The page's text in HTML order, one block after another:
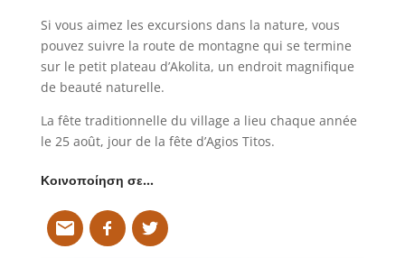
Si vous aimez les excursions dans la nature, vous
pouvez suivre la route de montagne qui se termine
sur le petit plateau d’Akolita, un endroit magnifique
de beauté naturelle.
La fête traditionnelle du village a lieu chaque année
le 25 août, jour de la fête d’Agios Titos.
Κοινοποίηση σε…